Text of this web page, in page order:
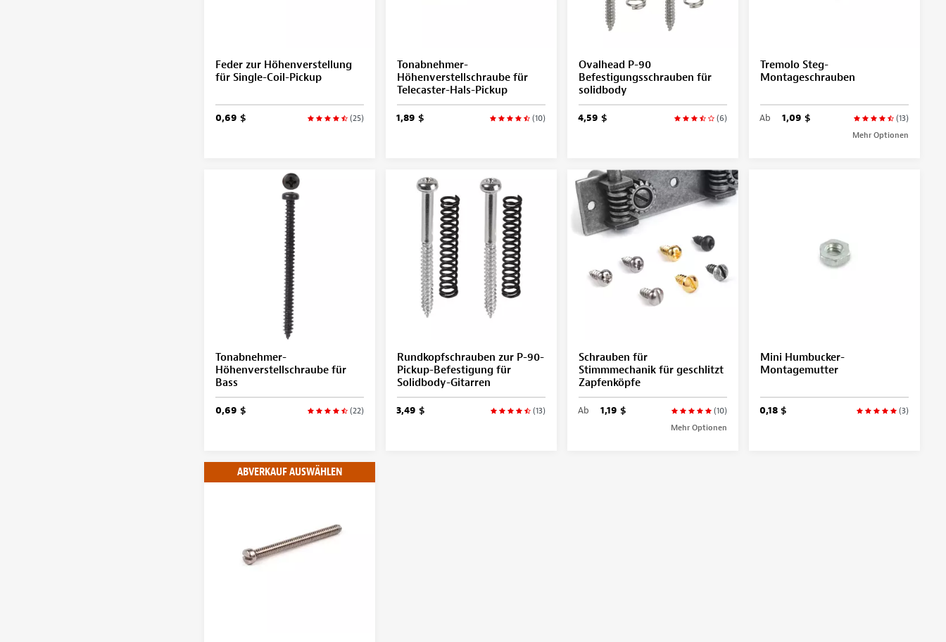
Feder zur Höhenverstellung
für Single-Coil-Pickup
(25)
0,69 $
Tonabnehmer-
Höhenverstellschraube für
Telecaster-Hals-Pickup
(10)
1,89 $
Ovalhead P-90
Befestigungsschrauben für
solidbody
(6)
4,59 $
Tremolo Steg-
Montageschrauben
(13)
Ab 1,09 $
Mehr Optionen
Tonabnehmer-
Höhenverstellschraube für
Bass
(22)
0,69 $
Rundkopfschrauben zur P-90-
Pickup-Befestigung für
Solidbody-Gitarren
(13)
3,49 $
Schrauben für
Stimmmechanik für geschlitzt
Zapfenköpfe
(10)
Ab 1,19 $
Mehr Optionen
Mini Humbucker-
Montagemutter
(3)
0,18 $
ABVERKAUF AUSWÄHLEN